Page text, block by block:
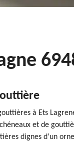
à Ets
et de
dignes d’un